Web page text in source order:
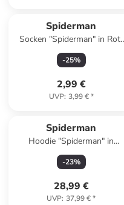
Spiderman
Socken "Spiderman" in Rot/
Grau
-25%
2,99 €
UVP: 3,99 €*
Spiderman
Hoodie "Spiderman" in
Dunkelblau
-23%
28,99 €
UVP: 37,99 €*